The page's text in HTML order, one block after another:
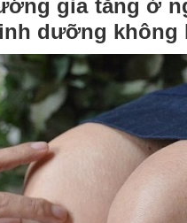
gia tăng ở
dưỡng không